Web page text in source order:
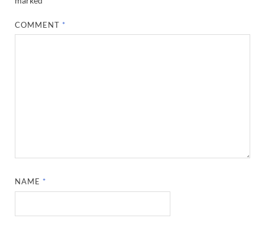
COMMENT *
NAME *